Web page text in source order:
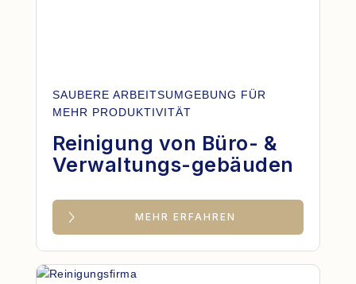
SAUBERE ARBEITSUMGEBUNG FÜR
MEHR PRODUKTIVITÄT
Reinigung von Büro- &
Verwaltungs-gebäuden
MEHR ERFAHREN